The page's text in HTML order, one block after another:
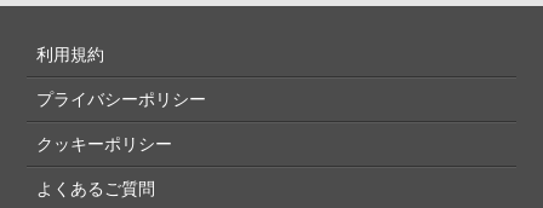
利用規約
プライバシーポリシー
クッキーポリシー
よくあるご質問